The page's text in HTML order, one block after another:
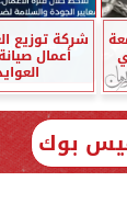
شركة توزيع
أعمال
بوك